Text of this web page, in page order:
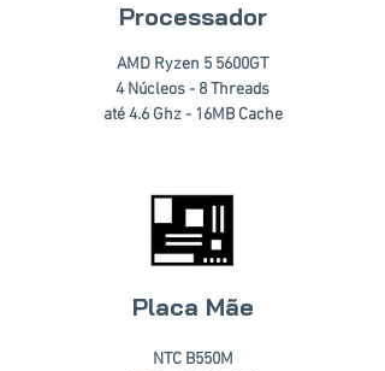
Processador
AMD Ryzen 5 5600GT
4 Núcleos - 8 Threads
até 4.6 Ghz - 16MB Cache
Placa Mãe
NTC B550M